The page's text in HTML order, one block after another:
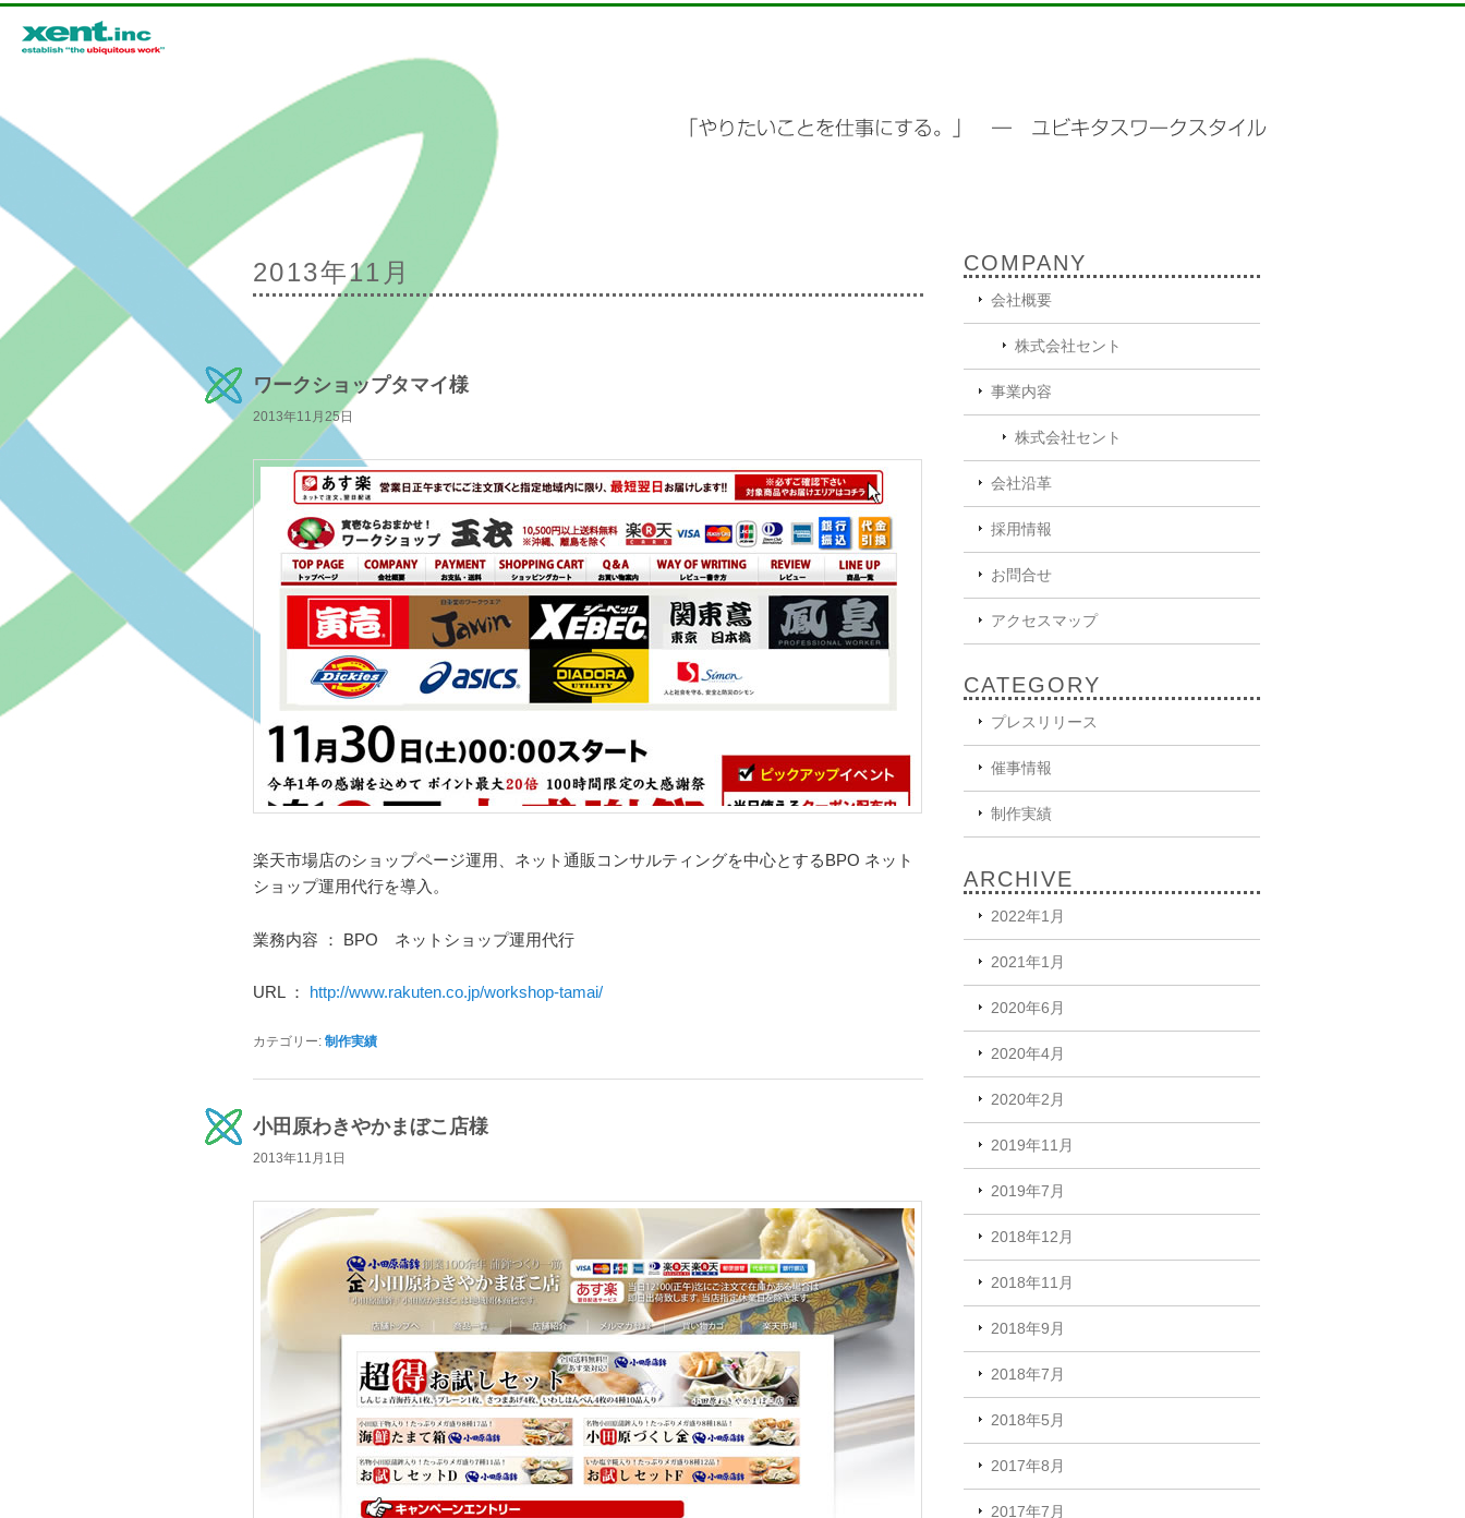
メインメニュー
メインコンテンツへ移動
サブコンテンツへ移動2013年11月
ワークショップタマイ様
2013年11月25日
楽天市場店のショップページ運用、ネット通販コンサルティングを中心とするBPO ネット
ショップ運用代行を導入。
業務内容 ： BPO ネットショップ運用代行
URL ： http://www.rakuten.co.jp/workshop-tamai/
カテゴリー: 制作実績
小田原わきやかまぼこ店様
2013年11月1日
COMPANY
会社概要
株式会社セント
事業内容
株式会社セント
会社沿革
採用情報
お問合せ
アクセスマップ
CATEGORY
プレスリリース
催事情報
制作実績
ARCHIVE
2022年1月
2021年1月
2020年6月
2020年4月
2020年2月
2019年11月
2019年7月
2018年12月
2018年11月
2018年9月
2018年7月
2018年5月
2017年8月
2017年7月